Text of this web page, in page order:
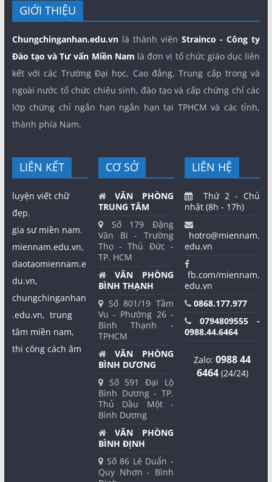
GIỚI THIỆU
Chungchinganhan.edu.vnlà thành viênStrainco - Công ty
Đào tạo và Tư vấn Miền Nam là đơn vị tổ chức giáo dục liên
kết với các Trường Đại học, Cao đẳng, Trung cấp trong và
ngoài nước tổ chức chiêu sinh, đào tạo và cấp chứng chỉ các
lớp chứng chỉ ngắn hạn ngắn hạn tại TPHCM và các tỉnh,
thành phía Nam.
LIÊN KẾT
luyện viết chữ
đẹp,
gia sư miền nam,
miennam.edu.vn,
daotaomiennam.e
du.vn,
chungchinganhan
.edu.vn, trung
tâm miền nam,
thi công cách âm
CƠ SỞ
VĂN PHÒNG
TRUNG TÂM
Số 179 Đặng
Văn Bi - Trường
Thọ - Thủ Đức -
TP. HCM
VĂN PHÒNG
BÌNH THẠNH
Số 801/19 Tầm
Vu - Phường 26 -
Bình Thạnh -
TPHCM
VĂN PHÒNG
BÌNH DƯƠNG
Số 591 Đại Lộ
Bình Dương - TP.
Thủ Dầu Một -
Bình Dương
VĂN PHÒNG
BÌNH ĐỊNH
Số 86 Lê Duẩn -
Quy Nhơn - Bình
LIÊN HỆ
Thứ 2 - Chủ
nhật (8h - 17h)
hotro@miennam.
edu.vn
fb.com/miennam.
edu.vn
0868.177.977
0794809555 -
0988.44.6464
Zalo:0988 44
6464(24/24)